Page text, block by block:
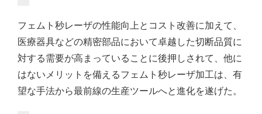
フェムト秒レーザの性能向上とコスト改善に加えて、
医療器具などの精密部品において卓越した切断品質に
対する需要が高まっていることに後押しされて、他に
はないメリットを備えるフェムト秒レーザ加工は、有
望な手法から最前線の生産ツールへと進化を遂げた。